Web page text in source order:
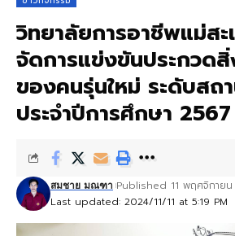
วิทยาลัยการอาชีพแม่สะ
จัดการแข่งขันประกวด
ของคนรุ่นใหม่ ระดับสถ
ประจำปีการศึกษา 2567
Last updated: 2024/11/11 at 5:19 PM
สมชาย มณฑา Published 11 พฤศจิกายน